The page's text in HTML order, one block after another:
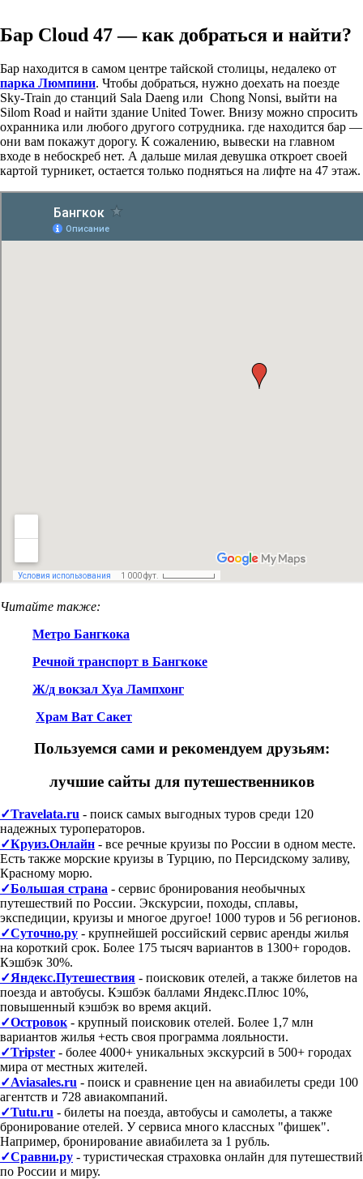
Бар Cloud 47 — как добраться и найти?
Бар находится в самом центре тайской столицы, недалеко от
парка Люмпини. Чтобы добраться, нужно доехать на поезде
Sky-Train до станций Sala Daeng или Chong Nonsi, выйти на
Silom Road и найти здание United Tower. Внизу можно спросить
охранника или любого другого сотрудника. где находится бар —
они вам покажут дорогу. К сожалению, вывески на главном
входе в небоскреб нет. А дальше милая девушка откроет своей
картой турникет, остается только подняться на лифте на 47 этаж.
Читайте также:
Метро Бангкока
Речной транспорт в Бангкоке
Ж/д вокзал Хуа Лампхонг
Храм Ват Сакет
Пользуемся сами и рекомендуем друзьям:
лучшие сайты для путешественников
✓Travelata.ru - поиск самых выгодных туров среди 120
надежных туроператоров.
✓Круиз.Онлайн - все речные круизы по России в одном месте.
Есть также морские круизы в Турцию, по Персидскому заливу,
Красному морю.
✓Большая страна - сервис бронирования необычных
путешествий по России. Экскурсии, походы, сплавы,
экспедиции, круизы и многое другое! 1000 туров и 56 регионов.
✓Суточно.ру - крупнейшей российский сервис аренды жилья
на короткий срок. Более 175 тысяч вариантов в 1300+ городов.
Кэшбэк 30%.
✓Яндекс.Путешествия - поисковик отелей, а также билетов на
поезда и автобусы. Кэшбэк баллами Яндекс.Плюс 10%,
повышенный кэшбэк во время акций.
✓Островок - крупный поисковик отелей. Более 1,7 млн
вариантов жилья +есть своя программа лояльности.
✓Tripster - более 4000+ уникальных экскурсий в 500+ городах
мира от местных жителей.
✓Aviasales.ru - поиск и сравнение цен на авиабилеты среди 100
агентств и 728 авиакомпаний.
✓Tutu.ru - билеты на поезда, автобусы и самолеты, а также
бронирование отелей. У сервиса много классных "фишек".
Например, бронирование авиабилета за 1 рубль.
✓Сравни.ру - туристическая страховка онлайн для путешествий
по России и миру.